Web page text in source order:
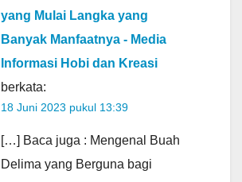
yang Mulai Langka yang
Banyak Manfaatnya - Media
Informasi Hobi dan Kreasi
berkata:
18 Juni 2023 pukul 13:39
[…] Baca juga : Mengenal Buah
Delima yang Berguna bagi